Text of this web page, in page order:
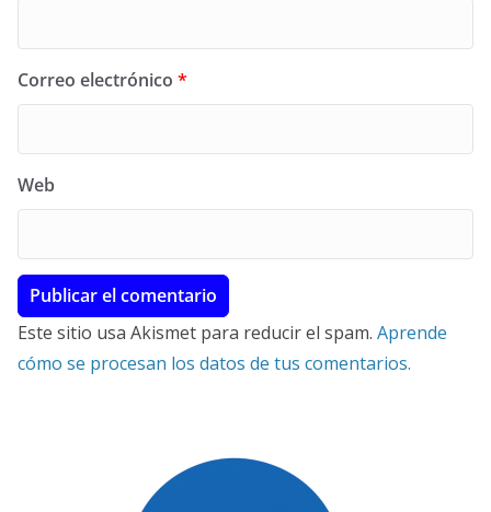
Correo electrónico *
Web
Este sitio usa Akismet para reducir el spam. Aprende
cómo se procesan los datos de tus comentarios.